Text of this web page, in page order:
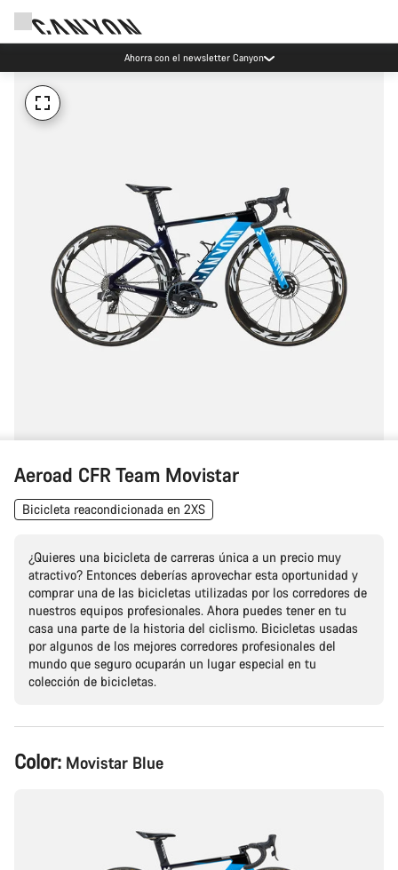
Ahorra con el newsletter Canyon
Aeroad CFR Team Movistar
Bicicleta reacondicionada en 2XS
¿Quieres una bicicleta de carreras única a un precio muy
atractivo? Entonces deberías aprovechar esta oportunidad y
comprar una de las bicicletas utilizadas por los corredores de
nuestros equipos profesionales. Ahora puedes tener en tu
casa una parte de la historia del ciclismo. Bicicletas usadas
por algunos de los mejores corredores profesionales del
mundo que seguro ocuparán un lugar especial en tu
colección de bicicletas.
Configuración
del
Color: Movistar Blue